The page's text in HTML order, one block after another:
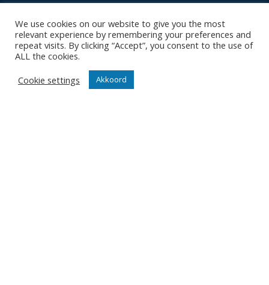
8800 Roeselare
office@knackvolley.be
Club
Nieuws
We use cookies on our website to give you the most
relevant experience by remembering your preferences and
repeat visits. By clicking “Accept”, you consent to the use of
ALL the cookies.
Cookie settings
Akkoord